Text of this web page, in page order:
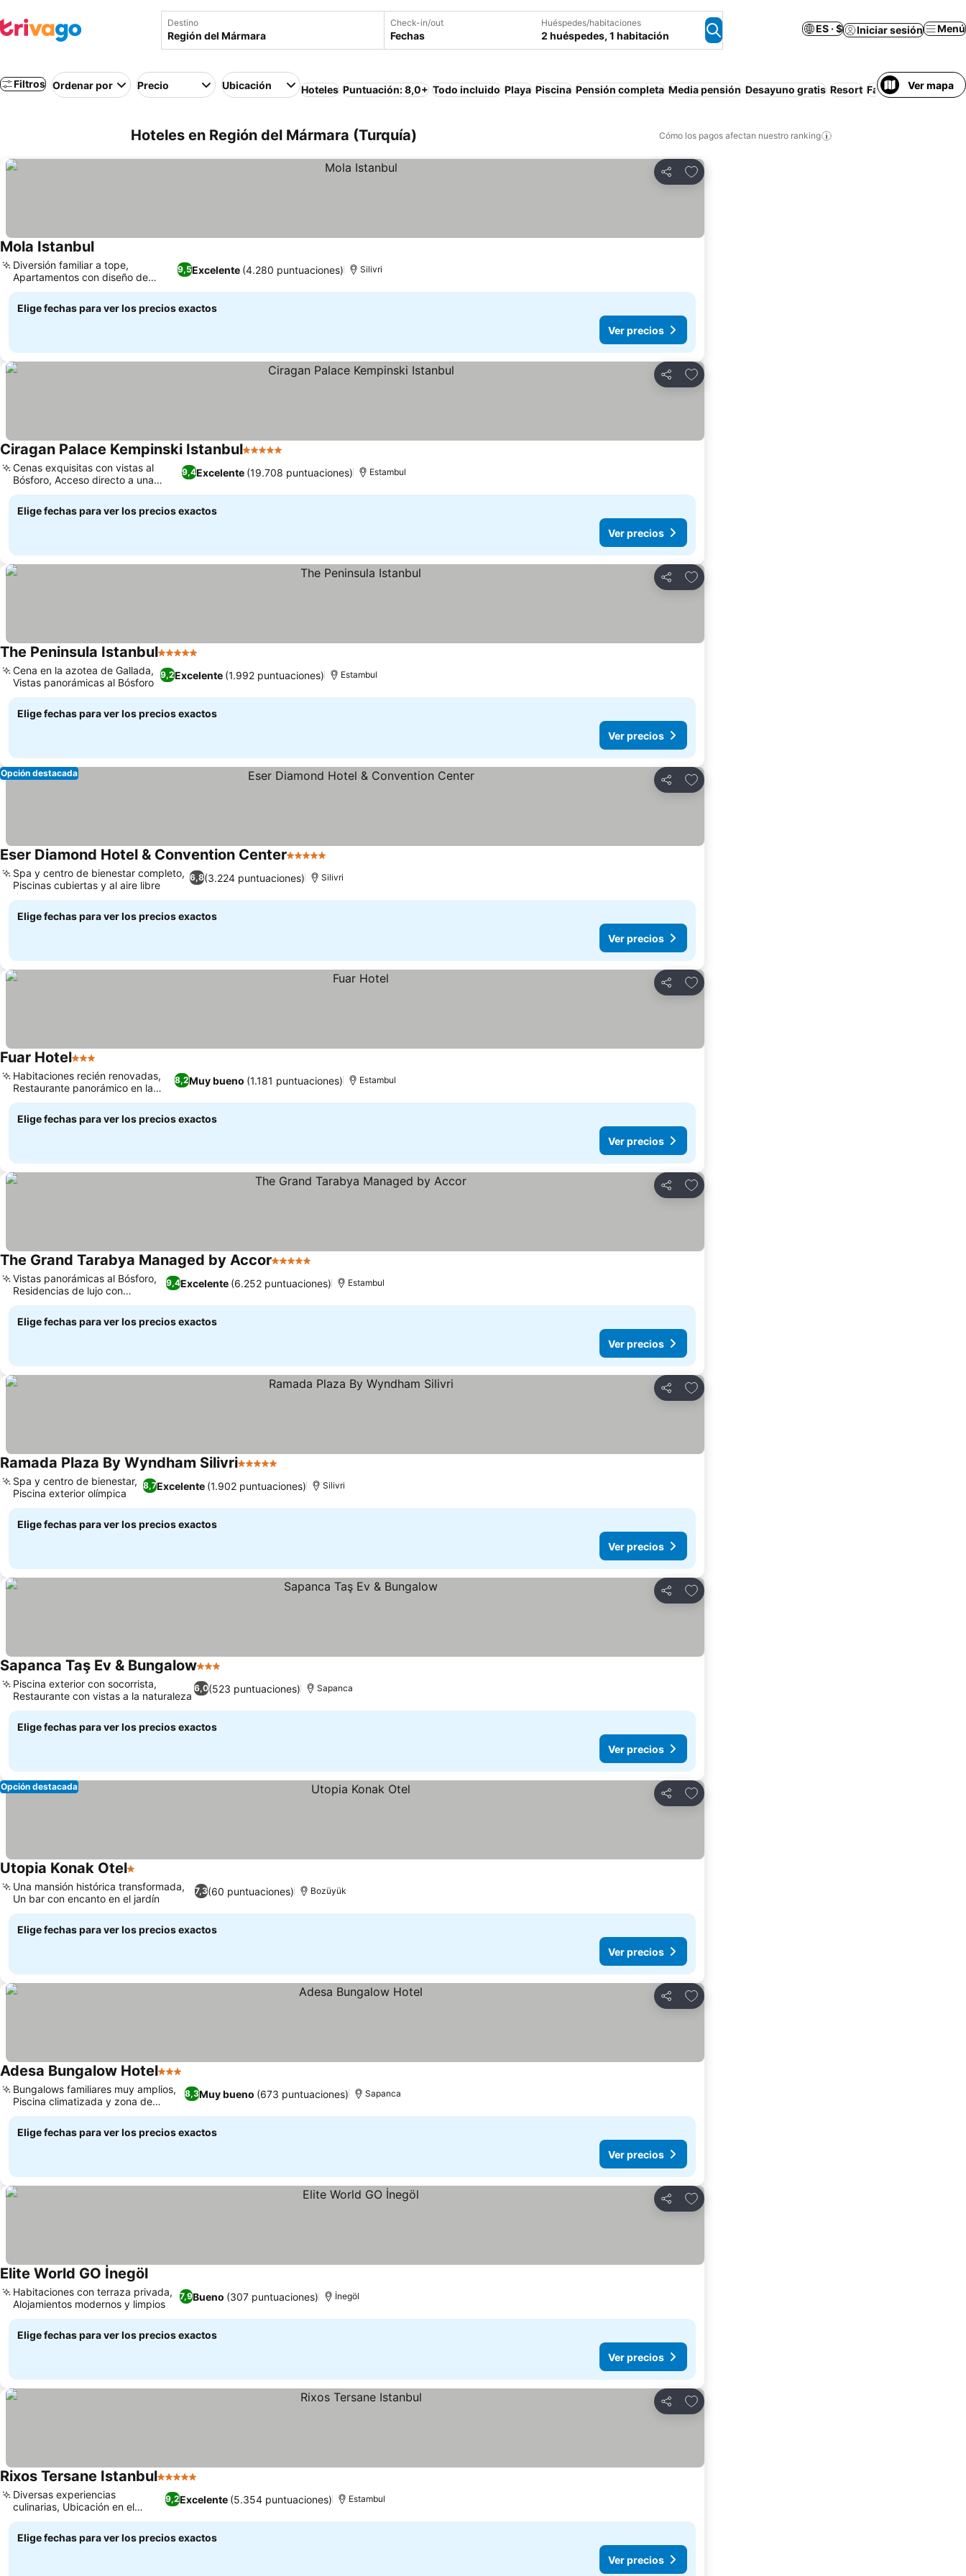
Destino Check-in/out
Fechas
Huéspedes/habitaciones
2 huéspedes, 1 habitación
ES · $ Iniciar sesión Menú
Filtros Ordenar por Precio Ubicación Hoteles Puntuación: 8,0+ Todo incluido Playa Piscina Pensión completa Media pensión Desayuno gratis Resort Familias Ver mapa
Hoteles en Región del Mármara (Turquía) Cómo los pagos afectan nuestro ranking
Compartir
Agregar a favoritos
Mola Istanbul
9,5Excelente (4.280 puntuaciones)
Diversión familiar a tope,
Apartamentos con diseño de
pueblo temático
Silivri
Elige fechas para ver los precios exactos
Ver precios
Compartir
Agregar a favoritos
Ciragan Palace Kempinski Istanbul5 Estrellas
9,4Excelente (19.708 puntuaciones)
Cenas exquisitas con vistas al
Bósforo, Acceso directo a una
playa privada
Estambul
Elige fechas para ver los precios exactos
Ver precios
Compartir
Agregar a favoritos
The Peninsula Istanbul5 Estrellas
9,2Excelente (1.992 puntuaciones)
Cena en la azotea de Gallada,
Vistas panorámicas al Bósforo
Estambul
Elige fechas para ver los precios exactos
Ver precios
Compartir
Agregar a favoritos
Opción destacada
Eser Diamond Hotel & Convention Center5 Estrellas
6,8(3.224 puntuaciones)
Spa y centro de bienestar completo,
Piscinas cubiertas y al aire libre
Silivri
Elige fechas para ver los precios exactos
Ver precios
Compartir
Agregar a favoritos
Fuar Hotel3 Estrellas
8,2Muy bueno (1.181 puntuaciones)
Habitaciones recién renovadas,
Restaurante panorámico en la
azotea
Estambul
Elige fechas para ver los precios exactos
Ver precios
Compartir
Agregar a favoritos
The Grand Tarabya Managed by Accor5 Estrellas
9,4Excelente (6.252 puntuaciones)
Vistas panorámicas al Bósforo,
Residencias de lujo con
servicios
Estambul
Elige fechas para ver los precios exactos
Ver precios
Compartir
Agregar a favoritos
Ramada Plaza By Wyndham Silivri5 Estrellas
8,7Excelente (1.902 puntuaciones)
Spa y centro de bienestar,
Piscina exterior olímpica
Silivri
Elige fechas para ver los precios exactos
Ver precios
Compartir
Agregar a favoritos
Sapanca Taş Ev & Bungalow3 Estrellas
6,0(523 puntuaciones)
Piscina exterior con socorrista,
Restaurante con vistas a la naturaleza
Sapanca
Elige fechas para ver los precios exactos
Ver precios
Compartir
Agregar a favoritos
Opción destacada
Utopia Konak Otel1 Estrellas
7,3(60 puntuaciones)
Una mansión histórica transformada,
Un bar con encanto en el jardín
Bozüyük
Elige fechas para ver los precios exactos
Ver precios
Compartir
Agregar a favoritos
Adesa Bungalow Hotel3 Estrellas
8,3Muy bueno (673 puntuaciones)
Bungalows familiares muy amplios,
Piscina climatizada y zona de
barbacoa
Sapanca
Elige fechas para ver los precios exactos
Ver precios
Compartir
Agregar a favoritos
Elite World GO İnegöl
7,9Bueno (307 puntuaciones)
Habitaciones con terraza privada,
Alojamientos modernos y limpios
İnegöl
Elige fechas para ver los precios exactos
Ver precios
Compartir
Agregar a favoritos
Rixos Tersane Istanbul5 Estrellas
9,2Excelente (5.354 puntuaciones)
Diversas experiencias
culinarias, Ubicación en el
Cuerno de Oro
Estambul
Elige fechas para ver los precios exactos
Ver precios